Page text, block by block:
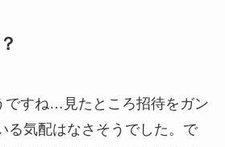
ですね…見たところ招待をガン
る気配はなさそうでした。で